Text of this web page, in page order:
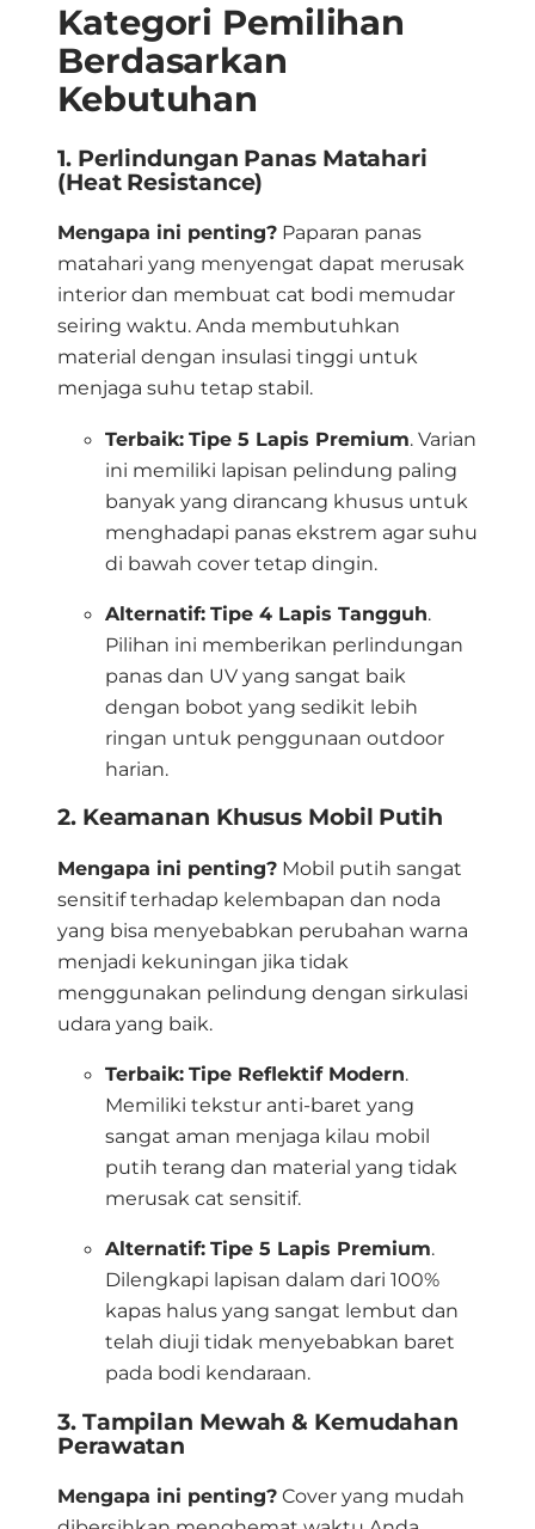
Kategori Pemilihan
Berdasarkan
Kebutuhan
1. Perlindungan Panas Matahari
(Heat Resistance)
Mengapa ini penting? Paparan panas
matahari yang menyengat dapat merusak
interior dan membuat cat bodi memudar
seiring waktu. Anda membutuhkan
material dengan insulasi tinggi untuk
menjaga suhu tetap stabil.
Terbaik: Tipe 5 Lapis Premium. Varian
ini memiliki lapisan pelindung paling
banyak yang dirancang khusus untuk
menghadapi panas ekstrem agar suhu
di bawah cover tetap dingin.
Alternatif: Tipe 4 Lapis Tangguh.
Pilihan ini memberikan perlindungan
panas dan UV yang sangat baik
dengan bobot yang sedikit lebih
ringan untuk penggunaan outdoor
harian.
2. Keamanan Khusus Mobil Putih
Mengapa ini penting? Mobil putih sangat
sensitif terhadap kelembapan dan noda
yang bisa menyebabkan perubahan warna
menjadi kekuningan jika tidak
menggunakan pelindung dengan sirkulasi
udara yang baik.
Terbaik: Tipe Reflektif Modern.
Memiliki tekstur anti-baret yang
sangat aman menjaga kilau mobil
putih terang dan material yang tidak
merusak cat sensitif.
Alternatif: Tipe 5 Lapis Premium.
Dilengkapi lapisan dalam dari 100%
kapas halus yang sangat lembut dan
telah diuji tidak menyebabkan baret
pada bodi kendaraan.
3. Tampilan Mewah & Kemudahan
Perawatan
Mengapa ini penting? Cover yang mudah